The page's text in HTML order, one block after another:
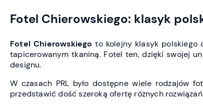
Fotel Chierowskiego: klasyk
Fotel Chierowskiego to kolejny klasyk polskiego
tapicerowanym tkaniną. Fotel ten, dzięki swojej
designu.
W czasach PRL było dostępne wiele rodzajów
przedstawić dość szeroką ofertę różnych